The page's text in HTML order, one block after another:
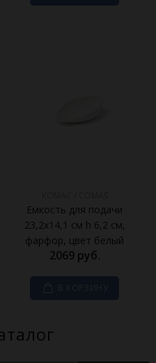
Емкость для подачи
23,2x14,1 см h 6,2 см,
фарфор, цвет белый
2069 руб.
В КОРЗИНУ